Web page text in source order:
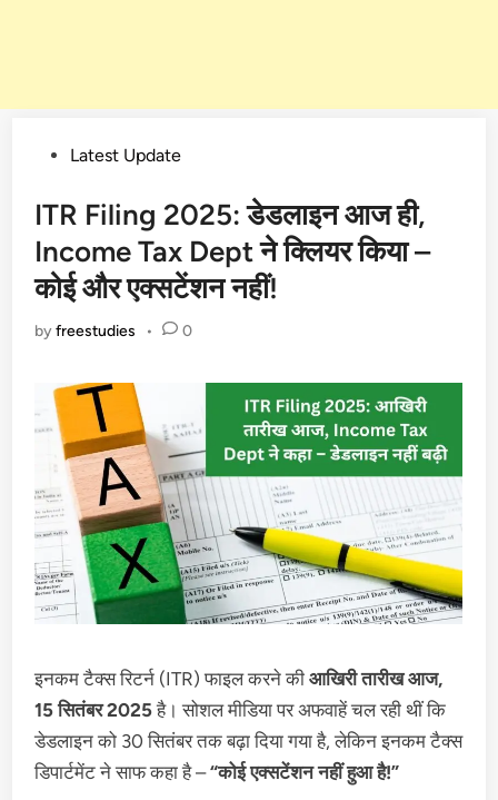
PostedLatest Update
ITR Filing 2025: डेडलाइन आज ही,
Income Tax Dept ने क्लियर किया –
कोई और एक्सटेंशन नहीं!
byfreestudies • 0
इनकम टैक्स रिटर्न (ITR) फाइल करने कीआखिरी तारीख आज,
15 सितंबर 2025है। सोशल मीडिया पर अफवाहें चल रही थीं कि
डेडलाइन को 30 सितंबर तक बढ़ा दिया गया है, लेकिन इनकम टैक्स
डिपार्टमेंट ने साफ कहा है –“कोई एक्सटेंशन नहीं हुआ है!”